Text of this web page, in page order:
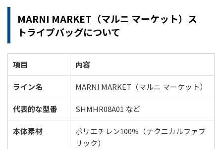
MARNI MARKET（マルニ マーケット）ス
トライプバッグについて
項目 内容
ライン名 MARNI MARKET（マルニ マーケット）
代表的な型番 SHMHR08A01 など
本体素材
ポリエチレン100%（テクニカルファブ
リック）